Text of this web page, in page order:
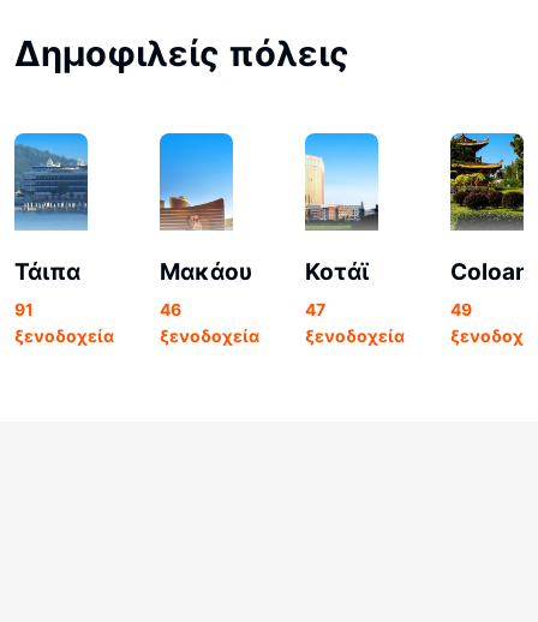
Δημοφιλείς πόλεις
Τάιπα
91
ξενοδοχεία
Μακάου
46
ξενοδοχεία
Κοτάϊ
47
ξενοδοχεία
49